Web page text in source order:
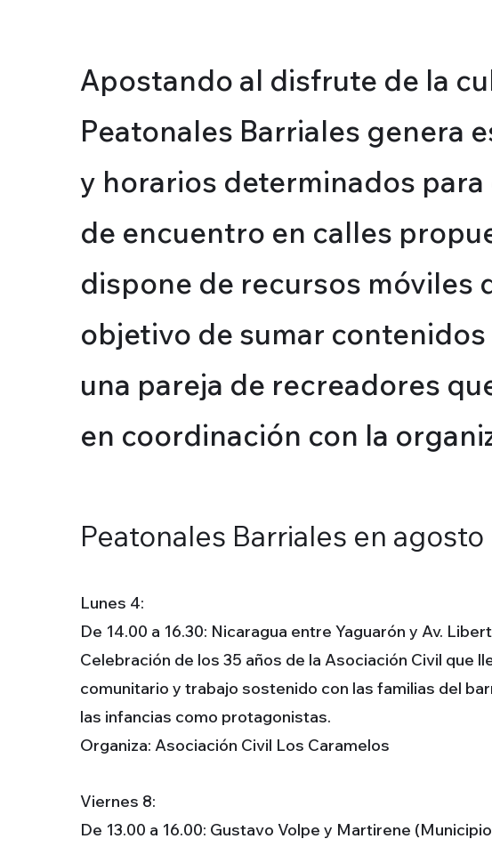
Apostando al disfrute de la
Peatonales Barriales genera
y horarios determinados
de encuentro en calles
dispone de recursos móviles
objetivo de sumar
una pareja de recreadores
en coordinación con la
Peatonales Barriales en agosto
Lunes 4:
De 14.00 a 16.30: Nicaragua entre Yaguarón y Av.
Celebración de los 35 años de la Asociación Civil que
comunitario y trabajo sostenido con las familias del
las infancias como protagonistas.
Organiza: Asociación Civil Los Caramelos
Viernes 8:
De 13.00 a 16.00: Gustavo Volpe y Martirene